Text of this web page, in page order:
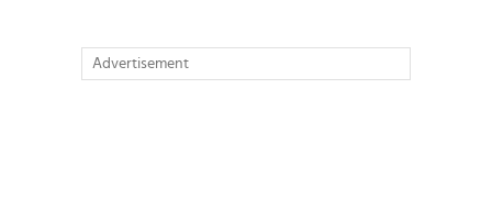
Advertisement